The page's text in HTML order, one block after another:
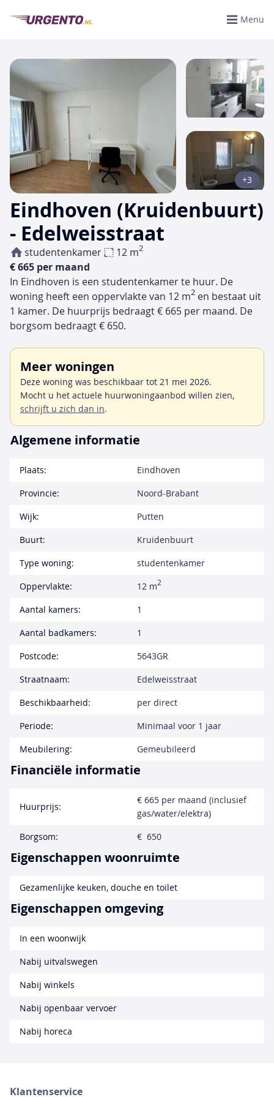
Menu
Eindhoven (Kruidenbuurt)
- Edelweisstraat
studentenkamer 12 m2
€ 665 per maand
+3
In Eindhoven is een studentenkamer te huur. De
woning heeft een oppervlakte van 12 m2 en bestaat uit
1 kamer. De huurprijs bedraagt € 665 per maand. De
borgsom bedraagt € 650.
Meer woningen
Deze woning was beschikbaar tot 21 mei 2026.
Mocht u het actuele huurwoningaanbod willen zien,
schrijft u zich dan in.
Algemene informatie
Plaats:
Eindhoven
Provincie:
Noord-Brabant
Wijk:
Putten
Buurt:
Kruidenbuurt
Type woning:
studentenkamer
Oppervlakte:
12 m2
Aantal kamers:
1
Aantal badkamers:
1
Postcode:
5643GR
Straatnaam:
Edelweisstraat
Beschikbaarheid:
per direct
Periode:
Minimaal voor 1 jaar
Meubilering:
Gemeubileerd
Financiële informatie
Huurprijs:
€ 665 per maand (inclusief
gas/water/elektra)
Borgsom:
€ 650
Eigenschappen woonruimte
Gezamenlijke keuken, douche en toilet
Eigenschappen omgeving
In een woonwijk
Nabij uitvalswegen
Nabij winkels
Nabij openbaar vervoer
Nabij horeca
Klantenservice